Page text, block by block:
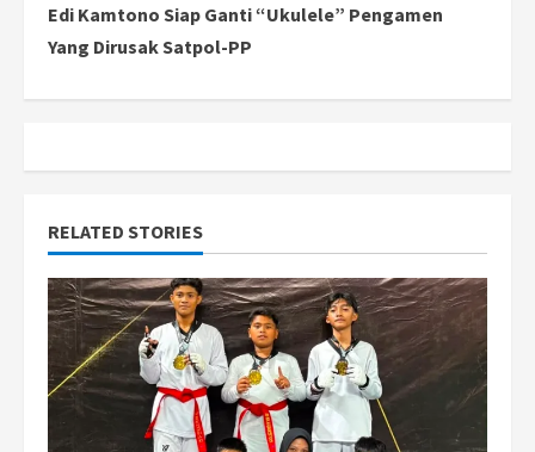
t
u
e
R
e
a
d
Edi Kamtono Siap Ganti “Ukulele” Pengamen
Yang Dirusak Satpol-PP
RELATED STORIES